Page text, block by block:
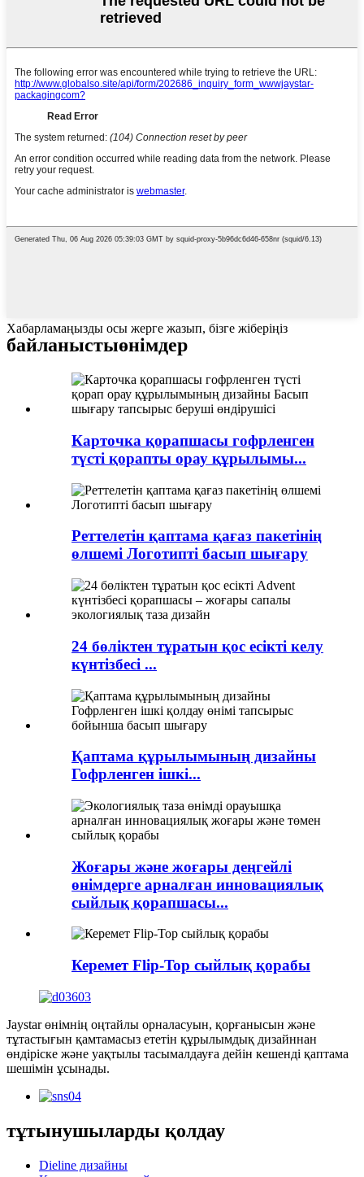
Хабарламаңызды осы жерге жазып, бізге жіберіңіз
байланыстыөнімдер
Карточка қорапшасы гофрленген
түсті қорапты орау құрылымы...
Реттелетін қаптама қағаз пакетінің
өлшемі Логотипті басып шығару
24 бөліктен тұратын қос есікті келу
күнтізбесі ...
Қаптама құрылымының дизайны
Гофрленген ішкі...
Жоғары және жоғары деңгейлі
өнімдерге арналған инновациялық
сыйлық қорапшасы...
Керемет Flip-Top сыйлық қорабы
Jaystar өнімнің оңтайлы орналасуын, қорғанысын және
тұтастығын қамтамасыз ететін құрылымдық дизайннан
өндіріске және уақтылы тасымалдауға дейін кешенді қаптама
шешімін ұсынады.
тұтынушыларды қолдау
Dieline дизайны